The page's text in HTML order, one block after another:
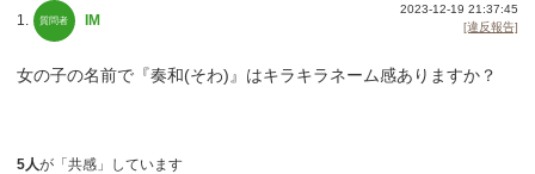
1. IM
2023-12-19 21:37:45
[違反報告]
女の子の名前で『奏和(そわ)』はキラキラネーム感ありますか？
5人が「共感」しています